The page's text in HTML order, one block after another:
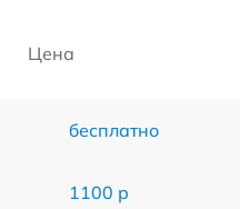
Цена
бесплатно
1100 р